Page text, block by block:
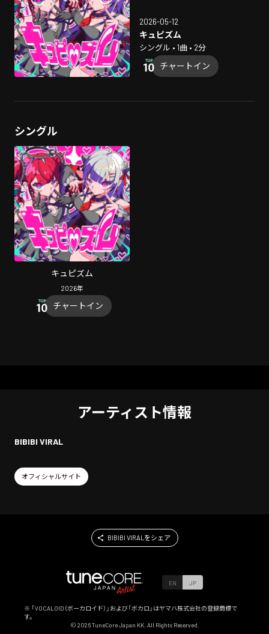
2026-05-12
キュピズム
シングル • 1曲 • 2分
チャートイン
シングル
キュピズム
2026年
チャートイン
アーティスト情報
BIBIBI VIRAL
オフィシャルサイト
BIBIBI VIRALをシェア
EN JP
※ 「VOCALOID（ボーカロイド）」および「ボカロ」はヤマハ株式会社の登録商標で
す。
© 2026TuneCore Japan KK. All Rights Reserved.